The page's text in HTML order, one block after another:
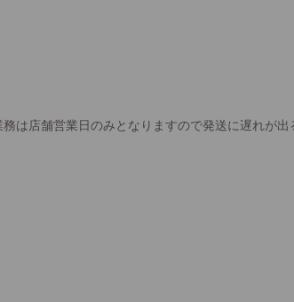
は店舗営業日のみとなりますので発送に遅れが出